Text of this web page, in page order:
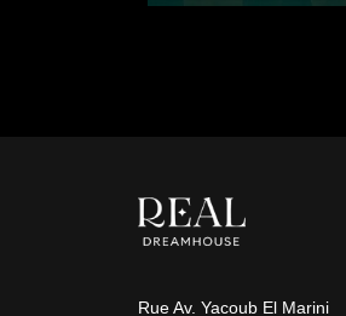
Rue Av. Yacoub El Marini